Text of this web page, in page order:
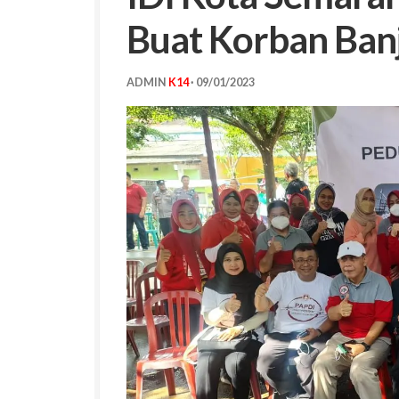
Buat Korban
ADMIN K14· 09/01/2023